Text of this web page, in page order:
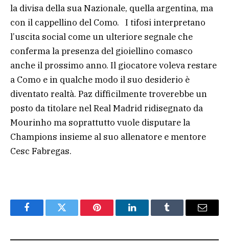
la divisa della sua Nazionale, quella argentina, ma
con il cappellino del Como. I tifosi interpretano
l’uscita social come un ulteriore segnale che
conferma la presenza del gioiellino comasco
anche il prossimo anno. Il giocatore voleva restare
a Como e in qualche modo il suo desiderio è
diventato realtà. Paz difficilmente troverebbe un
posto da titolare nel Real Madrid ridisegnato da
Mourinho ma soprattutto vuole disputare la
Champions insieme al suo allenatore e mentore
Cesc Fabregas.
FacebookTwitter Pinterest LinkedInTumblr Email